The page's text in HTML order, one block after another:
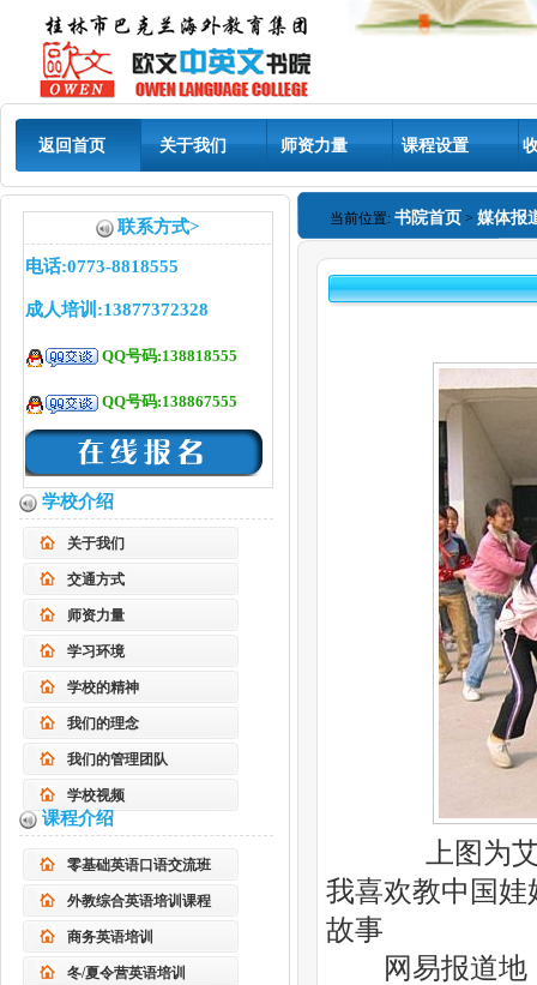
返回首页 关于我们 师资力量 课程设置
当前位置: 书院首页 > 媒体报
上图为
我喜欢教中国
故事
网易报道地
联系方式>
电话:0773-8818555
成人培训:13877372328
QQ号码:138818555
QQ号码:138867555
学校介绍
关于我们
交通方式
师资力量
学习环境
学校的精神
我们的理念
我们的管理团队
学校视频
课程介绍
零基础英语口语交流班
外教综合英语培训课程
商务英语培训
冬/夏令营英语培训